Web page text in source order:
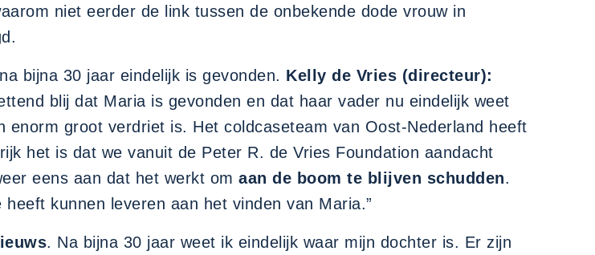
niet eerder de link tussen de onbekende dode vrouw in
bijna 30 jaar eindelijk is gevonden. Kelly de Vries (directeur):
blij dat Maria is gevonden en dat haar vader nu eindelijk weet
groot verdriet is. Het coldcaseteam van Oost-Nederland heeft
het is dat we vanuit de Peter R. de Vries Foundation aandacht
eens aan dat het werkt om aan de boom te blijven schudden.
kunnen leveren aan het vinden van Maria.”
. Na bijna 30 jaar weet ik eindelijk waar mijn dochter is. Er zijn